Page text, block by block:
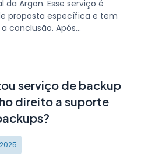
Argon. Esse serviço é
proposta específica e tem
conclusão. Após...
serviço de backup
direito a suporte